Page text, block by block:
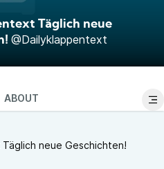
neue
@Dailyklappentext
ABOUT
neue Geschichten!